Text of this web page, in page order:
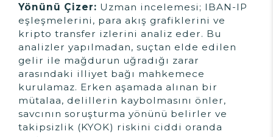
Yönünü Çizer: Uzman incelemesi; IBAN-IP
eşleşmelerini, para akış grafiklerini ve
kripto transfer izlerini analiz eder. Bu
analizler yapılmadan, suçtan elde edilen
gelir ile mağdurun uğradığı zarar
arasındaki illiyet bağı mahkemece
kurulamaz. Erken aşamada alınan bir
mütalaa, delillerin kaybolmasını önler,
savcının soruşturma yönünü belirler ve
takipsizlik (KYOK) riskini ciddi oranda